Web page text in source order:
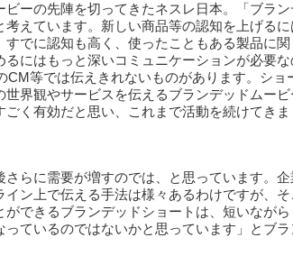
ーの先陣を切ってきたネスレ日本。「ブラン
えています。新しい商品等の認知を上げる
でに認知も高く、使ったこともある製品に関
にはもっと深いコミュニケーションが必要な
CM等では伝えきれないものがあります。ショ
界観やサービスを伝えるブランデッドムー
く有効だと思い、これまで活動を続けてきま
らに需要が増すのでは、と思っています。企
ン上で伝える手法は様々あるわけですが、そ
できるブランデッドショートは、短いながら
ているのではないかと思っています」とブラ